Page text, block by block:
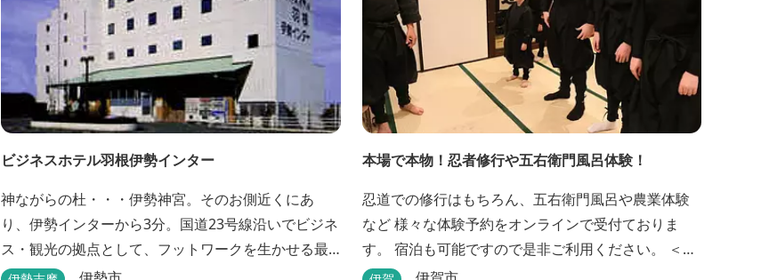
ビジネスホテル羽根伊勢インター
神ながらの杜・・・伊勢神宮。そのお側近くにあ
り、伊勢インターから3分。国道23号線沿いでビジネ
ス・観光の拠点として、フットワークを生かせる最
適なホテルです。
本場で本物！忍者修行や五右衛門風呂体験！
忍道での修行はもちろん、五右衛門風呂や農業体験
など 様々な体験予約をオンラインで受付ておりま
す。 宿泊も可能ですので是非ご利用ください。 ＜体
験プログラム＞ ①石川五右衛門を知り楽しもう！